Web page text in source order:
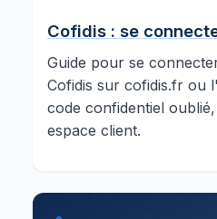
Cofidis : se
Guide pour se
Cofidis sur cofidis.fr ou
code confidentiel
espace client.